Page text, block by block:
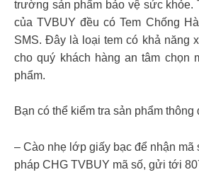
trường sản phẩm bảo vệ sức khỏe.
của TVBUY đều có Tem Chống
SMS. Đây là loại tem có khả năng
cho quý khách hàng an tâm chọn
phẩm.
Bạn có thể kiểm tra sản phẩm
– Cào nhẹ lớp giấy bạc để nhận mã
pháp CHG TVBUY mã số, gửi tới